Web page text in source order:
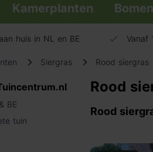
Kamerplanten Bomen
huis in NL en BE Vanaf
Siergras Rood siergras
BE
tuin
Rood
Rood